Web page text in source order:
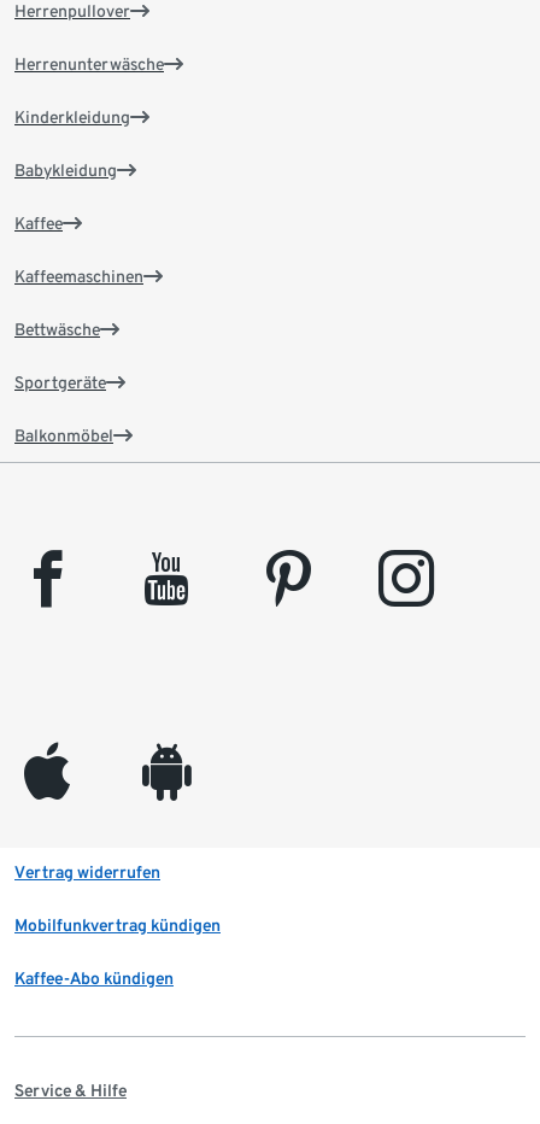
Herrenpullover
Herrenunterwäsche
Kinderkleidung
Babykleidung
Kaffee
Kaffeemaschinen
Bettwäsche
Sportgeräte
Balkonmöbel
facebook youtube pinterest instagram
appleinc android
Vertrag widerrufen
Mobilfunkvertrag kündigen
Kaffee-Abo kündigen
Service & Hilfe